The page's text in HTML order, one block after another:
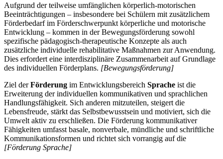
Aufgrund der teilweise umfänglichen körperlich-motorischen
Beeinträchtigungen – insbesondere bei Schülern mit zusätzlichem
Förderbedarf im Förderschwerpunkt körperliche und motorische
Entwicklung – kommen in der Bewegungsförderung sowohl
spezifische pädagogisch-therapeutische Konzepte als auch
zusätzliche individuelle rehabilitative Maßnahmen zur Anwendung.
Dies erfordert eine interdisziplinäre Zusammenarbeit auf Grundlage
des individuellen Förderplans. [Bewegungsförderung]
Ziel derFörderung im Entwicklungsbereich Sprache ist die
Erweiterung der individuellen kommunikativen und sprachlichen
Handlungsfähigkeit. Sich anderen mitzuteilen, steigert die
Lebensfreude, stärkt das Selbstbewusstsein und motiviert, sich die
Umwelt aktiv zu erschließen. Die Förderung kommunikativer
Fähigkeiten umfasst basale, nonverbale, mündliche und schriftliche
Kommunikationsformen und richtet sich vorrangig auf die
[Förderung Sprache]